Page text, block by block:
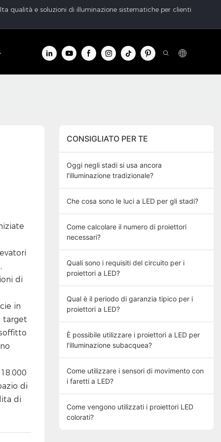
qualità e soluzioni di illuminazione sistematiche per clienti
informazioni Contatto
di
in
target
di
di
CONSIGLIATO PER TE
Oggi negli stadi si usa ancora
l'illuminazione tradizionale?
Che cosa sono le luci a LED per gli stadi?
Come calcolare il numero di proiettori
necessari?
Quali sono i requisiti del circuito per i
proiettori a LED?
Qual è il periodo di garanzia tipico per i
proiettori a LED?
È possibile utilizzare i proiettori a LED per
l'illuminazione subacquea?
Come utilizzare i sensori di movimento con
i faretti a LED?
Come vengono utilizzati i proiettori LED
colorati?